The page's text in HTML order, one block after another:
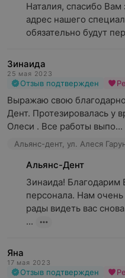
Наталия, спасибо Вам
адрес нашего
обязательно будут
Зинаида
25 мая 2023
Отзыв подтвержден
Выражаю свою
Дент. Протезировалась у
Олеси . Все работы выпо...
Альянс-дент, ул. Алеся
Альянс-Дент
Зинаида! Благодарим
персонала. Нам
рады видеть вас
...
Яна
17 мая 2023
Отзыв подтвержден